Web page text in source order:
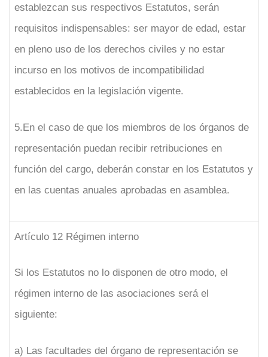
establezcan sus respectivos Estatutos, serán
requisitos indispensables: ser mayor de edad, estar
en pleno uso de los derechos civiles y no estar
incurso en los motivos de incompatibilidad
establecidos en la legislación vigente.
5.En el caso de que los miembros de los órganos de
representación puedan recibir retribuciones en
función del cargo, deberán constar en los Estatutos y
en las cuentas anuales aprobadas en asamblea.
Artículo 12 Régimen interno
Si los Estatutos no lo disponen de otro modo, el
régimen interno de las asociaciones será el
siguiente:
a) Las facultades del órgano de representación se